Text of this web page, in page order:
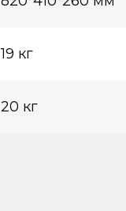
19 кг
20 кг